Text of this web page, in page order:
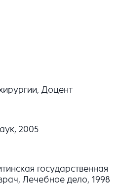
Доцент
2005
государственная
Лечебное дело, 1998